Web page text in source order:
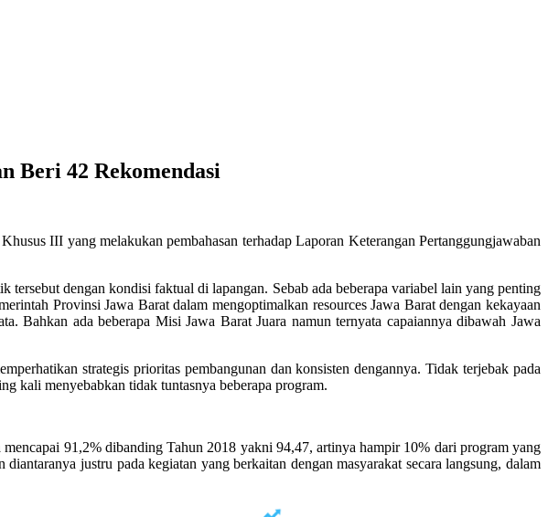
Beri 42 Rekomendasi
III yang melakukan pembahasan terhadap Laporan Keterangan Pertanggungjawaban
dengan kondisi faktual di lapangan. Sebab ada beberapa variabel lain yang penting
Provinsi Jawa Barat dalam mengoptimalkan resources Jawa Barat dengan kekayaan
ada beberapa Misi Jawa Barat Juara namun ternyata capaiannya dibawah Jawa
strategis prioritas pembangunan dan konsisten dengannya. Tidak terjebak pada
kali menyebabkan tidak tuntasnya beberapa program.
91,2% dibanding Tahun 2018 yakni 94,47, artinya hampir 10% dari program yang
justru pada kegiatan yang berkaitan dengan masyarakat secara langsung, dalam